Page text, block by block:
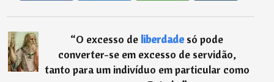
“O excesso de liberdade só pode
converter-se em excesso de servidão,
tanto para um indivíduo em particular como